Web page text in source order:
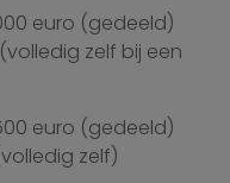
euro (gedeeld)
zelf bij een
euro (gedeeld)
zelf)